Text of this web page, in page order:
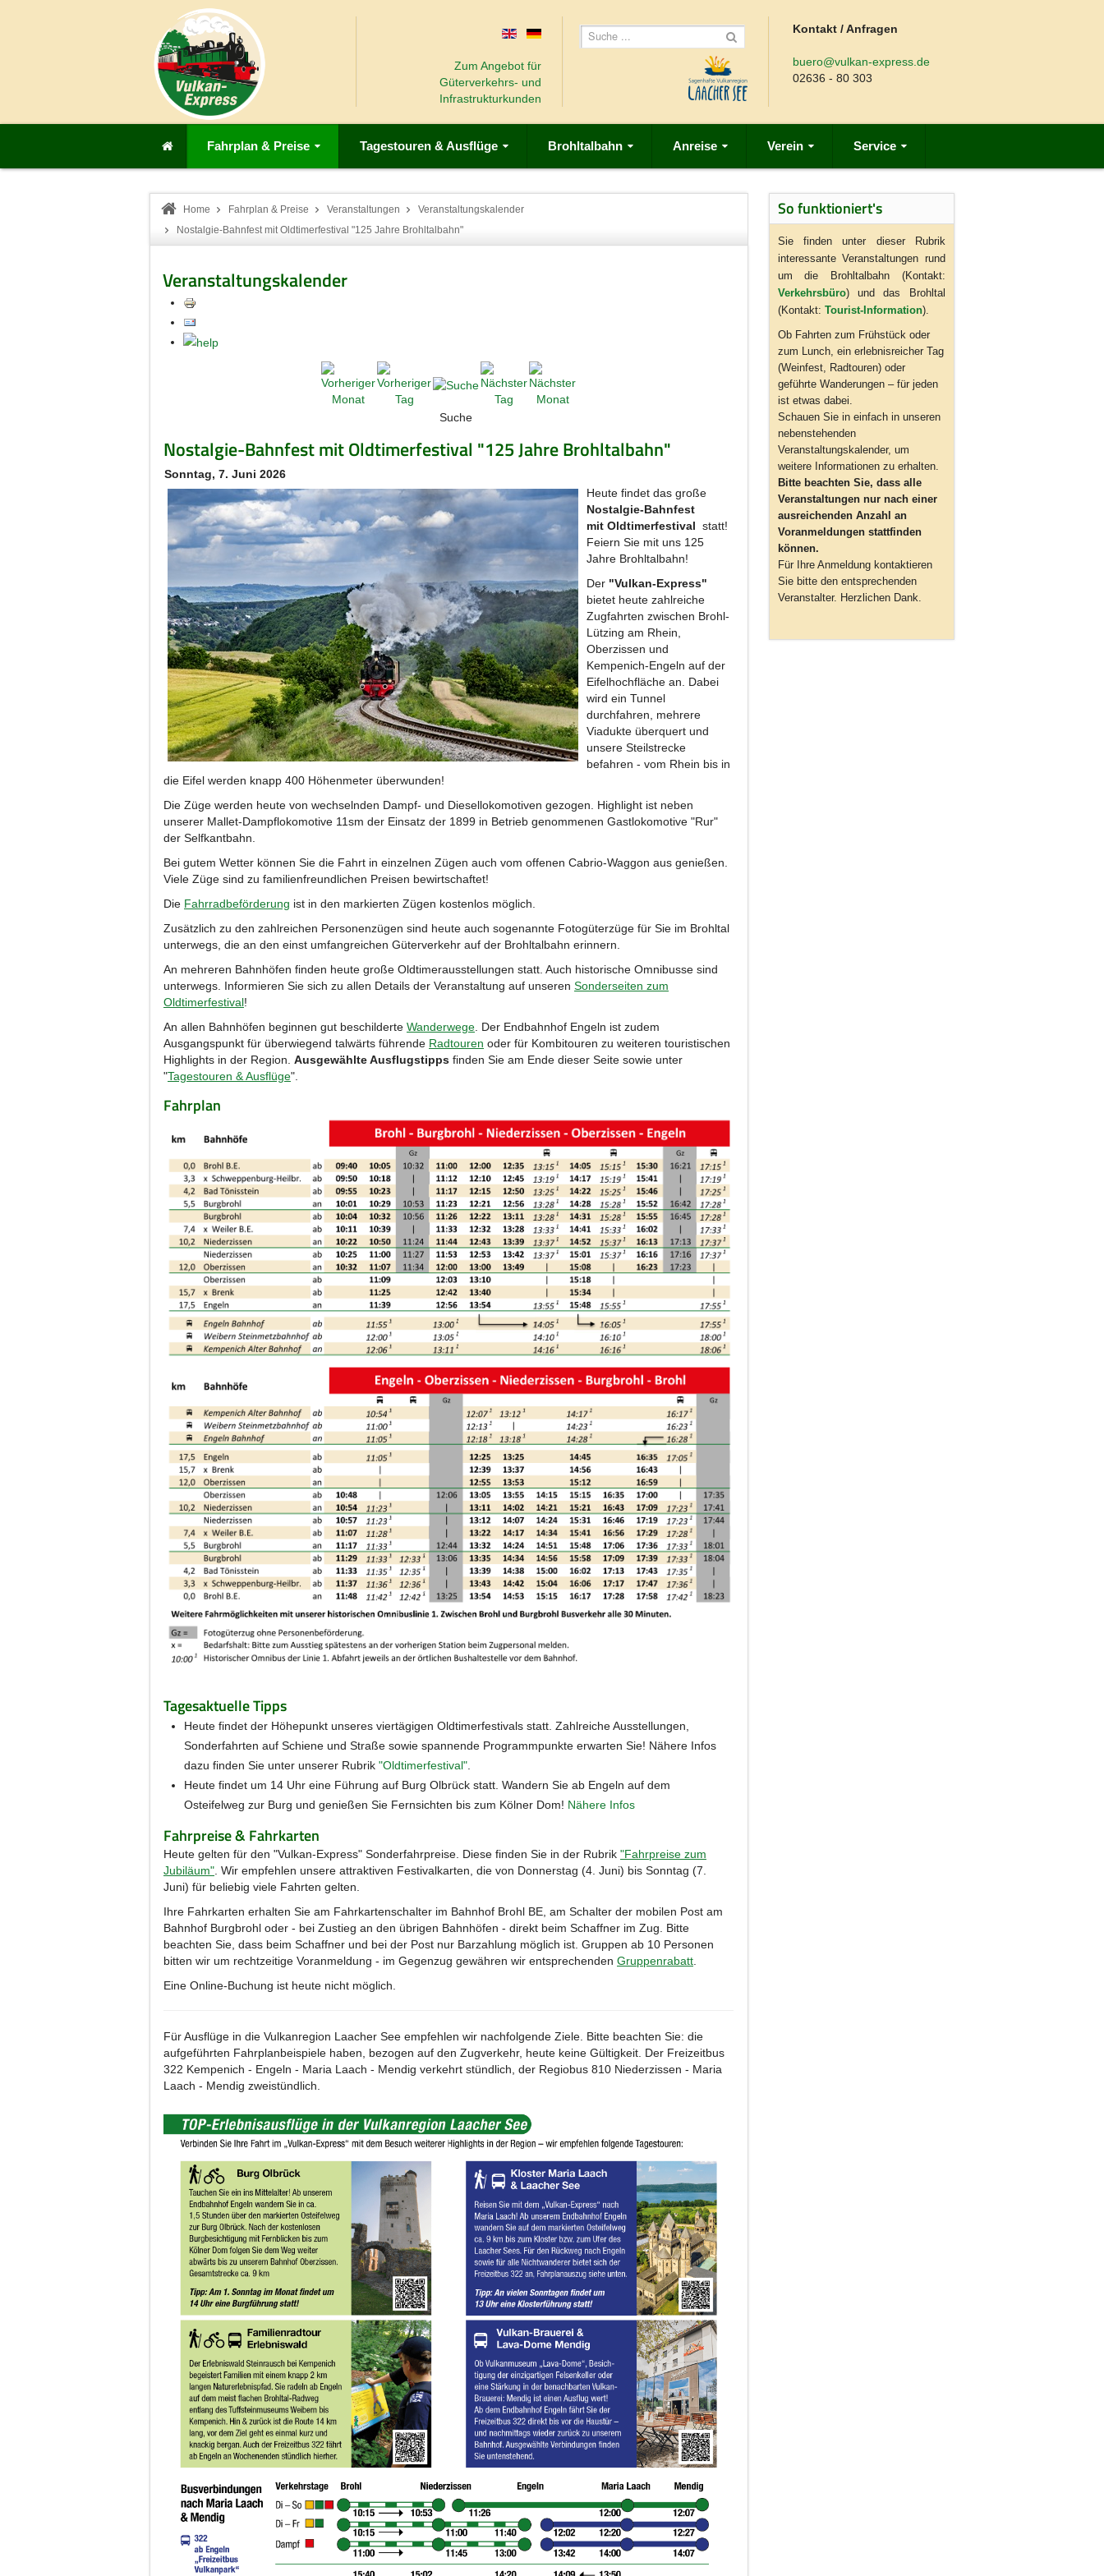
Zum Angebot für
Güterverkehrs- und
Infrastrukturkunden
Kontakt / Anfragen
buero@vulkan-express.de
02636 - 80 303
Fahrplan & Preise Tagestouren & Ausflüge Brohltalbahn Anreise Verein Service
Home Fahrplan & Preise Veranstaltungen
Veranstaltungskalender
Nostalgie-Bahnfest mit Oldtimerfestival "125 Jahre Brohltalbahn"
Veranstaltungskalender
Suche
Nostalgie-Bahnfest mit Oldtimerfestival "125 Jahre Brohltalbahn"
Sonntag, 7. Juni 2026
Heute findet das große
Nostalgie-Bahnfest
mit Oldtimerfestival statt!
Feiern Sie mit uns 125
Jahre Brohltalbahn!
Der "Vulkan-Express"
bietet heute zahlreiche
Zugfahrten zwischen Brohl-
Lützing am Rhein,
Oberzissen und
Kempenich-Engeln auf der
Eifelhochfläche an. Dabei
wird ein Tunnel
durchfahren, mehrere
Viadukte überquert und
unsere Steilstrecke
befahren - vom Rhein bis in
die Eifel werden knapp 400 Höhenmeter überwunden!
Die Züge werden heute von wechselnden Dampf- und Diesellokomotiven gezogen. Highlight ist neben
unserer Mallet-Dampflokomotive 11sm der Einsatz der 1899 in Betrieb genommenen Gastlokomotive "Rur"
der Selfkantbahn.
Bei gutem Wetter können Sie die Fahrt in einzelnen Zügen auch vom offenen Cabrio-Waggon aus genießen.
Viele Züge sind zu familienfreundlichen Preisen bewirtschaftet!
Die Fahrradbeförderung ist in den markierten Zügen kostenlos möglich.
Zusätzlich zu den zahlreichen Personenzügen sind heute auch sogenannte Fotogüterzüge für Sie im Brohltal
unterwegs, die an den einst umfangreichen Güterverkehr auf der Brohltalbahn erinnern.
An mehreren Bahnhöfen finden heute große Oldtimerausstellungen statt. Auch historische Omnibusse sind
unterwegs. Informieren Sie sich zu allen Details der Veranstaltung auf unseren Sonderseiten zum
Oldtimerfestival!
An allen Bahnhöfen beginnen gut beschilderte Wanderwege. Der Endbahnhof Engeln ist zudem
Ausgangspunkt für überwiegend talwärts führende Radtouren oder für Kombitouren zu weiteren touristischen
Highlights in der Region. Ausgewählte Ausflugstipps finden Sie am Ende dieser Seite sowie unter
"Tagestouren & Ausflüge".
Fahrplan
Tagesaktuelle Tipps
Heute findet der Höhepunkt unseres viertägigen Oldtimerfestivals statt. Zahlreiche Ausstellungen,
Sonderfahrten auf Schiene und Straße sowie spannende Programmpunkte erwarten Sie! Nähere Infos
dazu finden Sie unter unserer Rubrik "Oldtimerfestival"
Heute findet um 14 Uhr eine Führung auf Burg Olbrück statt. Wandern Sie ab Engeln auf dem
Osteifelweg zur Burg und genießen Sie Fernsichten bis zum Kölner Dom! Nähere Infos
Fahrpreise & Fahrkarten
Heute gelten für den "Vulkan-Express" Sonderfahrpreise. Diese finden Sie in der Rubrik "Fahrpreise zum
Jubiläum" . Wir empfehlen unsere attraktiven Festivalkarten, die von Donnerstag (4. Juni) bis Sonntag (7.
Juni) für beliebig viele Fahrten gelten.
Ihre Fahrkarten erhalten Sie am Fahrkartenschalter im Bahnhof Brohl BE, am Schalter der mobilen Post am
Bahnhof Burgbrohl oder - bei Zustieg an den übrigen Bahnhöfen - direkt beim Schaffner im Zug. Bitte
beachten Sie, dass beim Schaffner und bei der Post nur Barzahlung möglich ist. Gruppen ab 10 Personen
bitten wir um rechtzeitige Voranmeldung - im Gegenzug gewähren wir entsprechenden Gruppenrabatt
Eine Online-Buchung ist heute nicht möglich.
Für Ausflüge in die Vulkanregion Laacher See empfehlen wir nachfolgende Ziele. Bitte beachten Sie: die
aufgeführten Fahrplanbeispiele haben, bezogen auf den Zugverkehr, heute keine Gültigkeit. Der Freizeitbus
322 Kempenich - Engeln - Maria Laach - Mendig verkehrt stündlich, der Regiobus 810 Niederzissen - Maria
Laach - Mendig zweistündlich.
So funktioniert's
Sie finden unter dieser Rubrik
interessante Veranstaltungen rund
um die Brohltalbahn (Kontakt:
Verkehrsbüro) und das Brohltal
(Kontakt: Tourist-Information).
Ob Fahrten zum Frühstück oder
zum Lunch, ein erlebnisreicher Tag
(Weinfest, Radtouren) oder
geführte Wanderungen – für jeden
ist etwas dabei.
Schauen Sie in einfach in unseren
nebenstehenden
Veranstaltungskalender, um
weitere Informationen zu erhalten.
Bitte beachten Sie, dass alle
Veranstaltungen nur nach einer
ausreichenden Anzahl an
Voranmeldungen stattfinden
können.
Für Ihre Anmeldung kontaktieren
Sie bitte den entsprechenden
Veranstalter. Herzlichen Dank.